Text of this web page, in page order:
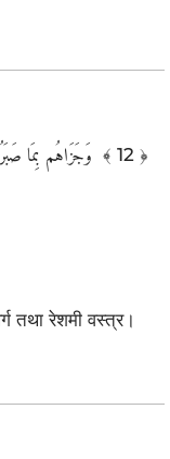
﴾ 12 ﴿
तथा रेशमी वस्त्र।